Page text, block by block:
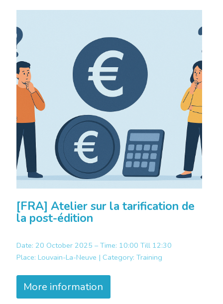
[FRA] Atelier sur la tarification de
la post-édition
Date: 20 October 2025 – Time: 10:00 Till 12:30
Place: Louvain-La-Neuve | Category: Training
More information